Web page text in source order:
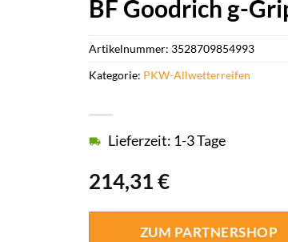
BF Goodrich g-
214,31€
Lieferzeit: 1-3 Tage
ZUM PARTNERSHOP
Artikelnummer: 3528709854993
Kategorie: PKW-Allwetterreifen